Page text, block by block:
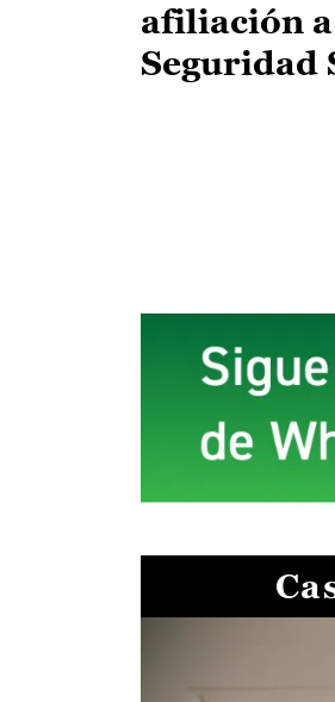
afiliación
Seguridad